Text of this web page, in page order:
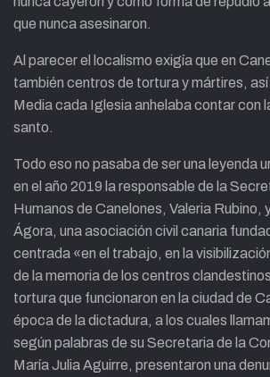
que nunca asesinaron.
Al parecer el localismo exigía que en
también centros de tortura y mártires, así
Media cada Iglesia anhelaba contar con
santo.
Todo eso no pasaba de ser una leyenda
en el año 2019 la responsable de la
Humanos de Canelones, Valeria Rubino,
Ágora, una asociación civil canaria
centrada «en el trabajo, en la
de la memoria de los centros
tortura que funcionaron en la ciudad de
época de la dictadura, a los cuales
según palabras de su Secretaria de la
María Julia Aguirre, presentaron una